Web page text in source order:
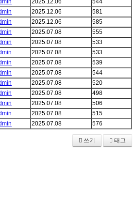
2025.12.06
544
2025.12.06
581
2025.12.06
585
2025.07.08
555
2025.07.08
533
2025.07.08
533
2025.07.08
539
2025.07.08
544
2025.07.08
520
2025.07.08
498
2025.07.08
506
2025.07.08
515
2025.07.08 576
쓰기 태그